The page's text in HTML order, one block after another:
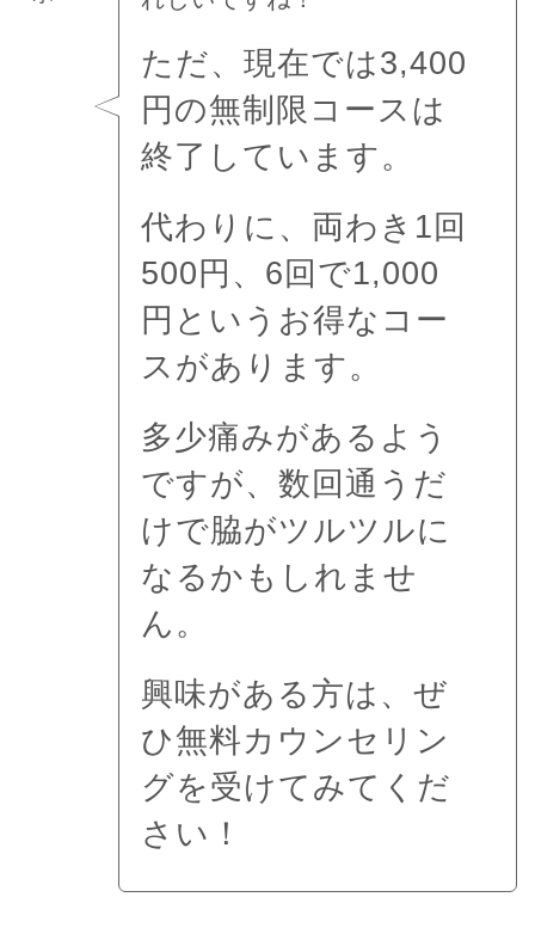
ただ、現在では3,400
円の無制限コースは
終了しています。
代わりに、両わき1回
500円、6回で1,000
円というお得なコー
スがあります。
多少痛みがあるよう
ですが、数回通うだ
けで脇がツルツルに
なるかもしれませ
ん。
興味がある方は、ぜ
ひ無料カウンセリン
グを受けてみてくだ
さい！